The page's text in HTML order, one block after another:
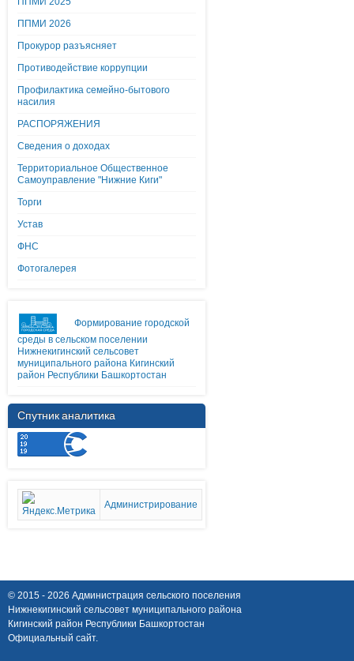
ППМИ 2026
Прокурор разъясняет
Противодействие коррупции
Профилактика семейно-бытового
насилия
РАСПОРЯЖЕНИЯ
Сведения о доходах
Территориальное Общественное
Самоуправление "Нижние Киги"
Торги
Устав
ФНС
Фотогалерея
Формирование городской
среды в сельском поселении
Нижнекигинский сельсовет
муниципального района Кигинский
район Республики Башкортостан
Спутник аналитика
Администрирование
© 2015 - 2026 Администрация сельского поселения
Нижнекигинский сельсовет муниципального района
Кигинский район Республики Башкортостан
Официальный сайт.